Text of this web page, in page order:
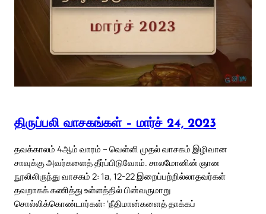
திருப்பலி வாசகங்கள் – மார்ச் 24, 2023
தவக்காலம் 4ஆம் வாரம் – வெள்ளி முதல் வாசகம் இழிவான
சாவுக்கு அவர்களைத் தீர்ப்பிடுவோம். சாலமோனின் ஞான
நூலிலிருந்து வாசகம் 2: 1a, 12-22 இறைப்பற்றில்லாதவர்கள்
தவறாகக் கணித்து உள்ளத்தில் பின்வருமாறு
சொல்லிக்கொண்டார்கள்: ‘நீதிமான்களைத் தாக்கப்